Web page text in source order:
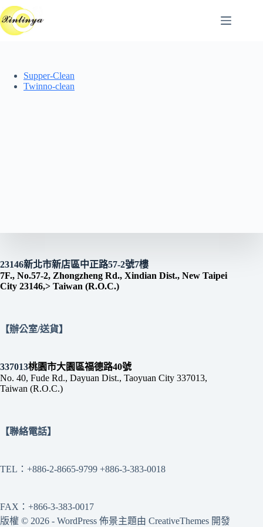
跳
至
主
Supper-Clean
Twinno-clean
23146新北市新店區中正路57-2號7樓
7F., No.57-2, Zhongzheng Rd., Xindian Dist., New Taipei
City 23146,> Taiwan (R.O.C.)
【辦公室/送貨】
337013桃園市大園區福德路40號
No. 40, Fude Rd., Dayuan Dist., Taoyuan City 337013,
Taiwan (R.O.C.)
【聯絡電話】
TEL：+886-2-8665-9799 +886-3-383-0018
FAX：+866-3-383-0017
版權 © 2026 - WordPress 佈景主題由 CreativeThemes 開發